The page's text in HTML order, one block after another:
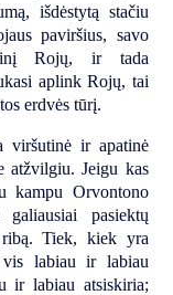
išdėstytą stačiu
paviršius, savo
Rojų, ir tada
aplink Rojų, tai
erdvės tūrį.
viršutinė ir apatinė
atžvilgiu. Jeigu kas
kampu Orvontono
pasiektų
ribą. Tiek, kiek yra
vis labiau ir labiau
ir labiau atsiskiria;